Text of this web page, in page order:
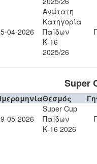
04-2026
Ανώτατη
Κατηγορία
Παίδων
Κ-16
2025/26
Super
Θεσμός
05-2026
Super Cup
Παίδων
Κ-16 2026